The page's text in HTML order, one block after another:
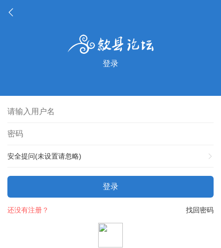
登录
安全提问(未设置请忽略)
登录
找回密码
还没有注册？